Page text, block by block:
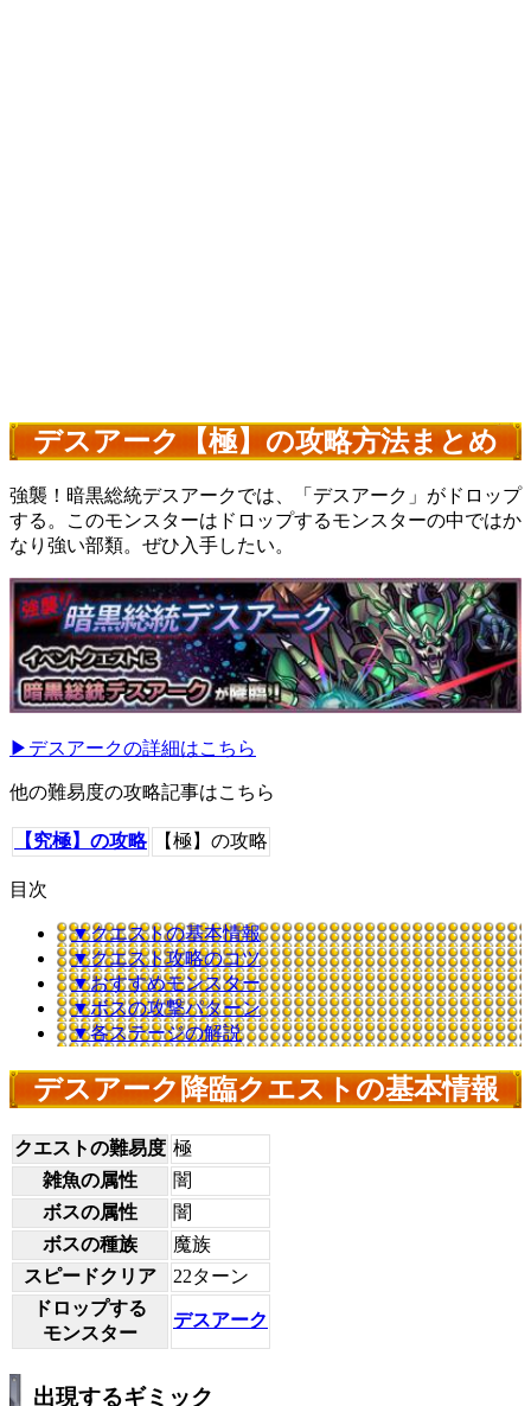
デスアーク【極】の攻略方法まとめ
強襲！暗黒総統デスアークでは、「デスアーク」がドロップ
する。このモンスターはドロップするモンスターの中ではか
なり強い部類。ぜひ入手したい。
▶デスアークの詳細はこちら
他の難易度の攻略記事はこちら
【究極】の攻略 【極】の攻略
目次
▼クエストの基本情報
▼クエスト攻略のコツ
▼おすすめモンスター
▼ボスの攻撃パターン
▼各ステージの解説
デスアーク降臨クエストの基本情報
クエストの難易度 極
雑魚の属性
闇
ボスの属性
闇
ボスの種族
魔族
スピードクリア
22ターン
ドロップする
モンスター
デスアーク
出現するギミック